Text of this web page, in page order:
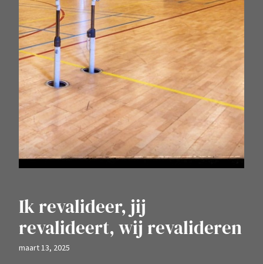
Ik revalideer, jij
revalideert, wij revalideren
maart 13, 2025